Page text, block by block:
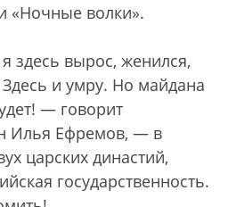
«Ночные волки».
здесь вырос, женился,
Здесь и умру. Но майдана
— говорит
Илья Ефремов, — в
царских династий,
государственность.